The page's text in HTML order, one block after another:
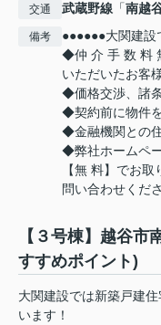
交通 武蔵野線 「南越
備考
●●●●●●大関建
◆仲 介 手 数 料
いただいたお客
◆価格交渉、諸
◆契約前に物件
◆金融機関との
◆弊社ホームペ
【無 料】でお
問い合わせくださ
【３号棟】越谷市
すすめポイント)
大関建設では新築戸建
います！